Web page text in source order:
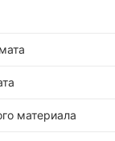
материала